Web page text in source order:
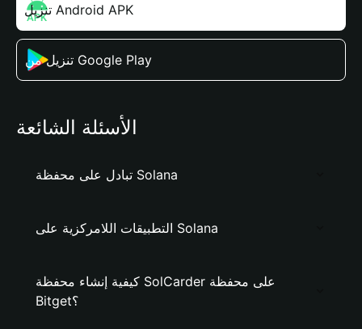
تنزيل Android APK
تنزيل من Google Play
الأسئلة الشائعة
تبادل على محفظة Solana
التطبيقات اللامركزية على Solana
كيفية إنشاء محفظة SolCarder على محفظة
Bitget؟